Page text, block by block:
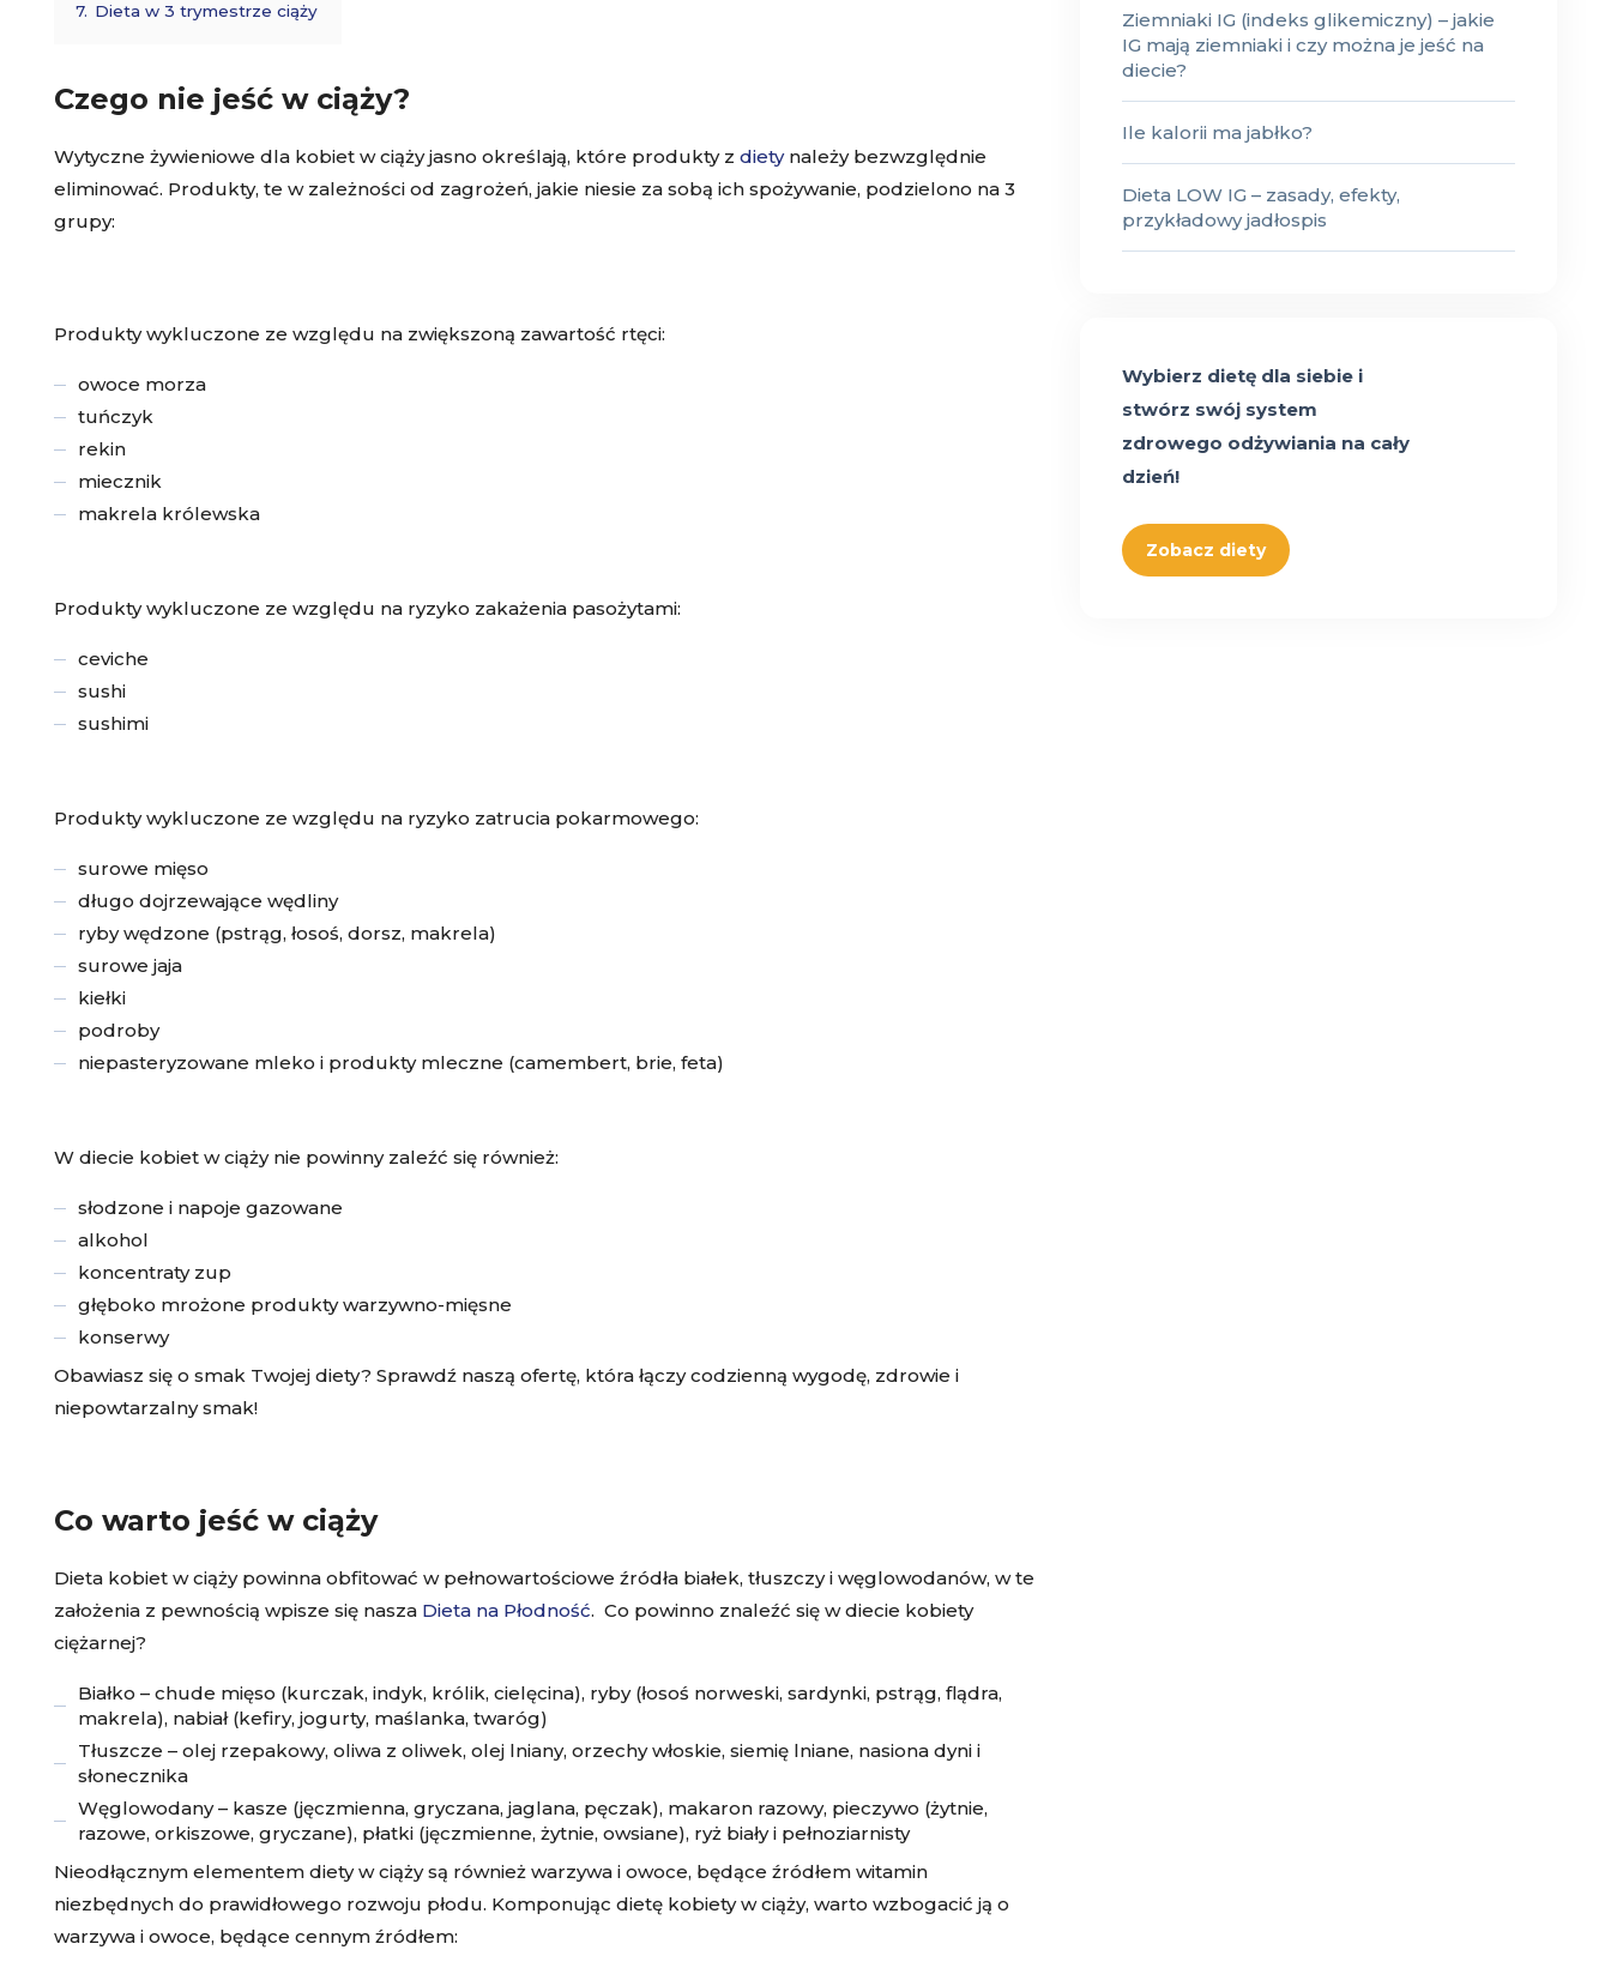
7. Dieta w 3 trymestrze ciąży
Czego nie jeść w ciąży?
Wytyczne żywieniowe dla kobiet w ciąży jasno określają, które produkty z dietynależy bezwzględnie
eliminować. Produkty, te w zależności od zagrożeń, jakie niesie za sobą ich spożywanie, podzielono na 3
grupy:
Produkty wykluczone ze względu na zwiększoną zawartość rtęci:
owoce morza
tuńczyk
rekin
miecznik
makrela królewska
Produkty wykluczone ze względu na ryzyko zakażenia pasożytami:
ceviche
sushi
sushimi
Produkty wykluczone ze względu na ryzyko zatrucia pokarmowego:
surowe mięso
długo dojrzewające wędliny
ryby wędzone (pstrąg, łosoś, dorsz, makrela)
surowe jaja
kiełki
podroby
niepasteryzowane mleko i produkty mleczne (camembert, brie, feta)
W diecie kobiet w ciąży nie powinny zaleźć się również:
słodzone i napoje gazowane
alkohol
koncentraty zup
głęboko mrożone produkty warzywno-mięsne
konserwy
Obawiasz się o smak Twojej diety? Sprawdź naszą ofertę, która łączy codzienną wygodę, zdrowie i
niepowtarzalny smak!
Co warto jeść w ciąży
Dieta kobiet w ciąży powinna obfitować w pełnowartościowe źródła białek, tłuszczy i węglowodanów, w te
założenia z pewnością wpisze się nasza Dieta na Płodność. Co powinno znaleźć się w diecie kobiety
ciężarnej?
Białko – chude mięso (kurczak, indyk, królik, cielęcina), ryby (łosoś norweski, sardynki, pstrąg, flądra,
makrela), nabiał (kefiry, jogurty, maślanka, twaróg)
Tłuszcze – olej rzepakowy, oliwa z oliwek, olej lniany, orzechy włoskie, siemię lniane, nasiona dyni i
słonecznika
Węglowodany – kasze (jęczmienna, gryczana, jaglana, pęczak), makaron razowy, pieczywo (żytnie,
razowe, orkiszowe, gryczane), płatki (jęczmienne, żytnie, owsiane), ryż biały i pełnoziarnisty
Nieodłącznym elementem diety w ciąży są również warzywa i owoce, będące źródłem witamin
niezbędnych do prawidłowego rozwoju płodu. Komponując dietę kobiety w ciąży, warto wzbogacić ją o
warzywa i owoce, będące cennym źródłem:
Ziemniaki IG (indeks glikemiczny) – jakie
IG mają ziemniaki i czy można je jeść na
diecie?
Ile kalorii ma jabłko?
Dieta LOW IG – zasady, efekty,
przykładowy jadłospis
Wybierz dietę dla siebie i
stwórz swój system
zdrowego odżywiania na cały
dzień!
Zobacz diety